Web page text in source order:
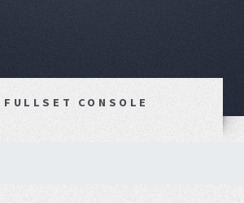
FULLSET CONSOLE